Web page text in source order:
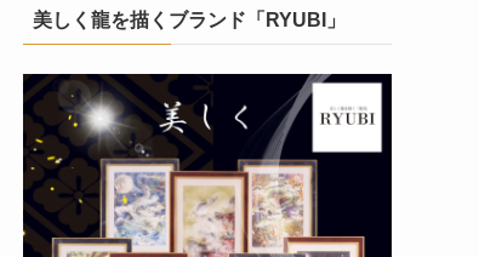
美しく龍を描くブランド「RYUBI」